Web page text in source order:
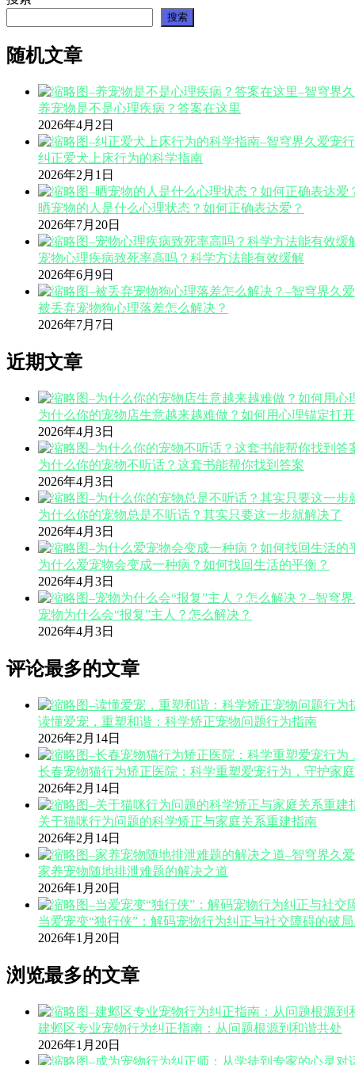
搜索
随机文章
养宠物是不是心理疾病？答案在这里
2026年4月2日
纠正爱犬上床行为的科学指南
2026年2月1日
晒宠物的人是什么心理状态？如何正确表达爱？
2026年7月20日
宠物心理疾病致死率高吗？科学方法能有效缓解
2026年6月9日
被丢弃宠物狗心理落差怎么解决？
2026年7月7日
近期文章
为什么你的宠物店生意越来越难做？如何用心理锚定打
2026年4月3日
为什么你的宠物不听话？这套书能帮你找到答案
2026年4月3日
为什么你的宠物总是不听话？其实只要这一步就解决了
2026年4月3日
为什么爱宠物会变成一种病？如何找回生活的平衡？
2026年4月3日
宠物为什么会“报复”主人？怎么解决？
2026年4月3日
评论最多的文章
读懂爱宠，重塑和谐：科学矫正宠物问题行为指南
2026年2月14日
长春宠物猫行为矫正医院：科学重塑爱宠行为，守护家
2026年2月14日
关于猫咪行为问题的科学矫正与家庭关系重建指南
2026年2月14日
家养宠物随地排泄难题的解决之道
2026年1月20日
当爱宠变“独行侠”：解码宠物行为纠正与社交障碍的破
2026年1月20日
浏览最多的文章
建邺区专业宠物行为纠正指南：从问题根源到和谐共处
2026年1月20日